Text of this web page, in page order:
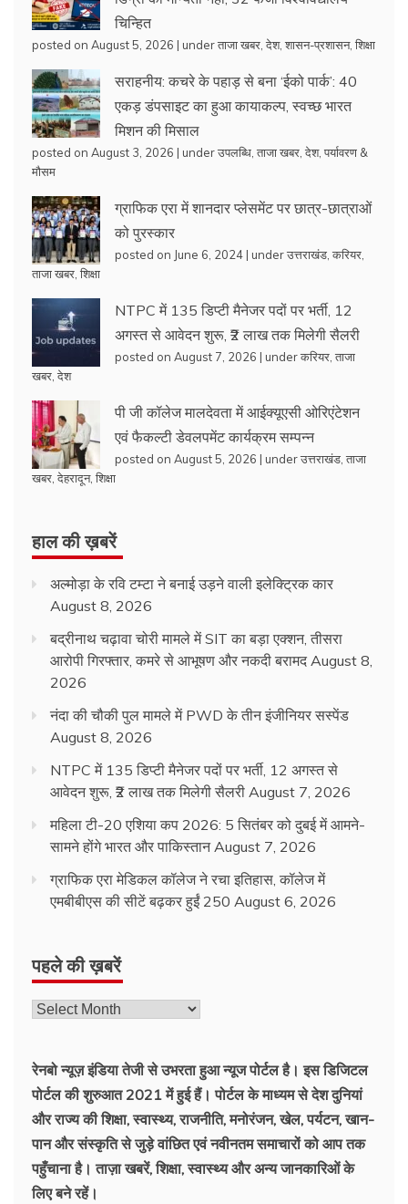
चिन्हित
posted on August 5, 2026 | underताजा खबर देश, शासन-प्रशासन, शिक्षा
सराहनीय: कचरे के पहाड़ से बना ‘ईको पार्क’: 40
एकड़ डंपसाइट का हुआ कायाकल्प, स्वच्छ भारत
मिशन की मिसाल
posted on August 3, 2026 | underउपलब्धि ताजा खबर देश, पर्यावरण &
मौसम
ग्राफिक एरा में शानदार प्लेसमेंट पर छात्र-छात्राओं
को पुरस्कार
posted on June 6, 2024 | underउत्तराखंड करियर
ताजा खबर शिक्षा
NTPC में 135 डिप्टी मैनेजर पदों पर भर्ती, 12
अगस्त से आवेदन शुरू, ₹2 लाख तक मिलेगी सैलरी
posted on August 7, 2026 | underकरियर ताजा
खबर देश
पी जी कॉलेज मालदेवता में आईक्यूएसी ओरिएंटेशन
एवं फैकल्टी डेवलपमेंट कार्यक्रम सम्पन्न
posted on August 5, 2026 | underउत्तराखंड ताजा
खबर देहरादून, शिक्षा
हाल की ख़बरें
अल्मोड़ा के रवि टम्टा ने बनाई उड़ने वाली इलेक्ट्रिक कार
August 8, 2026
बद्रीनाथ चढ़ावा चोरी मामले में SIT का बड़ा एक्शन, तीसरा
आरोपी गिरफ्तार, कमरे से आभूषण और नकदी बरामद August 8,
2026
नंदा की चौकी पुल मामले में PWD के तीन इंजीनियर सस्पेंड
August 8, 2026
NTPC में 135 डिप्टी मैनेजर पदों पर भर्ती, 12 अगस्त से
आवेदन शुरू, ₹2 लाख तक मिलेगी सैलरी August 7, 2026
महिला टी-20 एशिया कप 2026: 5 सितंबर को दुबई में आमने-
सामने होंगे भारत और पाकिस्तान August 7, 2026
ग्राफिक एरा मेडिकल कॉलेज ने रचा इतिहास, कॉलेज में
एमबीबीएस की सीटें बढ़कर हुईं 250 August 6, 2026
पहले की ख़बरें
पहले
रेनबो न्यूज़ इंडिया तेजी से उभरता हुआ न्‍यूज पोर्टल है। इस डिजिटल
पोर्टल की शुरुआत 2021 में हुई हैं। पोर्टल के माध्यम से देश दुनियां
और राज्य की शिक्षा, स्वास्थ्य, राजनीति, मनोरंजन, खेल, पर्यटन, खान-
पान और संस्कृति से जुड़े वांछित एवं नवीनतम समाचारों को आप तक
पहुँचाना है। ताज़ा खबरें, शिक्षा, स्वास्थ्य और अन्य जानकारिओं के
लिए बने रहें।